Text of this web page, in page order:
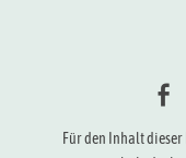
f
Für den Inhalt